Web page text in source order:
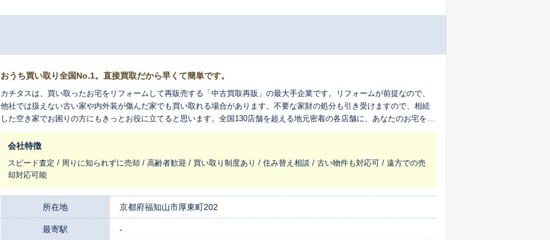
おうち買い取り全国No.1。直接買取だから早くて簡単です。
カチタスは、買い取ったお宅をリフォームして再販売する「中古買取再販」の最大手企業です。リフォームが前提なので、
他社では扱えない古い家や内外装が傷んだ家でも買い取れる場合があります。不要な家財の処分も引き受けますので、相続
した空き家でお困りの方にもきっとお役に立てると思います。全国130店舗を超える地元密着の各店舗に、あなたのお宅を生
まれ変わらせ、長く住みつなぐお手伝いをさせてください。
会社特徴
スピード査定 / 周りに知られずに売却 / 高齢者歓迎 / 買い取り制度あり / 住み替え相談 / 古い物件も対応可 / 遠方での売
却対応可能
所在地 京都府福知山市厚東町202
最寄駅 -